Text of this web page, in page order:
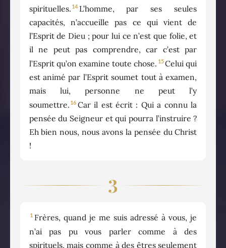
spirituelles. 14 L’homme, par ses seules
capacités, n’accueille pas ce qui vient de
l’Esprit de Dieu ; pour lui ce n’est que folie, et
il ne peut pas comprendre, car c’est par
l’Esprit qu’on examine toute chose. 15Celui qui
est animé par l’Esprit soumet tout à examen,
mais lui, personne ne peut l’y
soumettre. 16 Car il est écrit : Qui a connu la
pensée du Seigneur et qui pourra l’instruire ?
Eh bien nous, nous avons la pensée du Christ
!
3
1 Frères, quand je me suis adressé à vous, je
n’ai pas pu vous parler comme à des
spirituels, mais comme à des êtres seulement